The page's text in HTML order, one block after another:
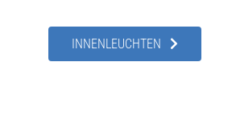
INNENLEUCHTEN